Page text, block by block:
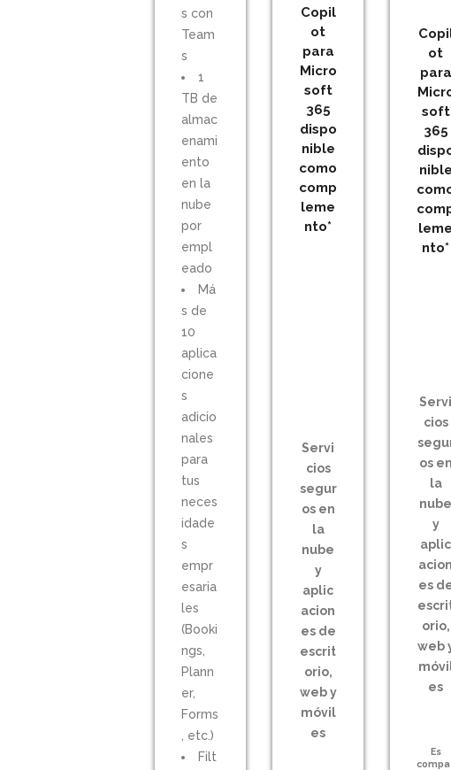
s con
Team
s
1
TB de
almac
enami
ento
en la
nube
por
empl
eado
Má
s de
10
aplica
cione
s
adicio
nales
para
tus
neces
idade
s
empr
esaria
les
(Booki
ngs,
Plann
er,
Forms
, etc.)
Filt
Copil
ot
para
Micro
soft
365
dispo
nible
como
comp
leme
nto*
Servi
cios
segur
os en
la
nube
y
aplic
acion
es de
escrit
orio,
web y
móvil
es
ot
para
soft
365
nible
c
leme
nto*
Servi
cios
os en
la
nube
y
aplic
acion
es
orio,
web
es
Es